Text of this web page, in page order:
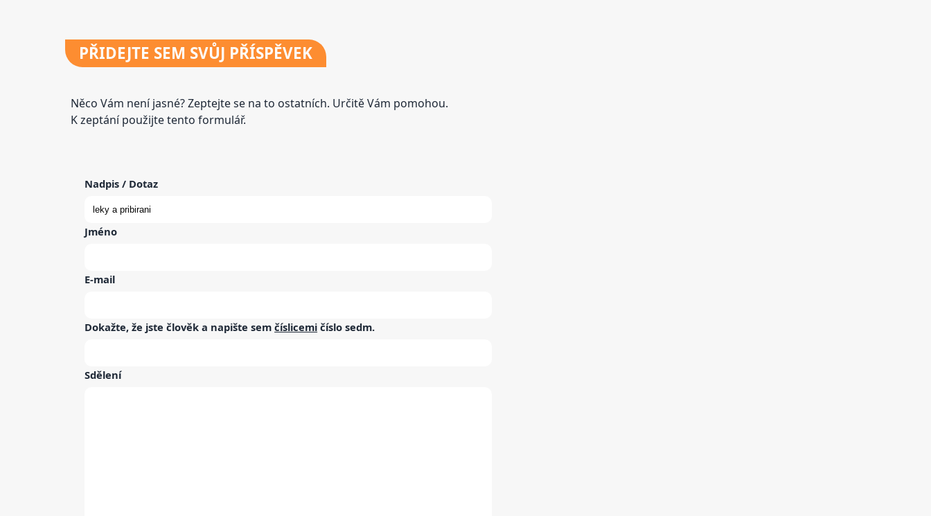
PŘIDEJTE SEM SVŮJ PŘÍSPĚVEK
Něco Vám není jasné? Zeptejte se na to ostatních. Určitě Vám pomohou.
K zeptání použijte tento formulář.
Nadpis / Dotaz
Jméno
E-mail
Dokažte, že jste člověk a napište semčíslicemi číslosedm.
Sdělení